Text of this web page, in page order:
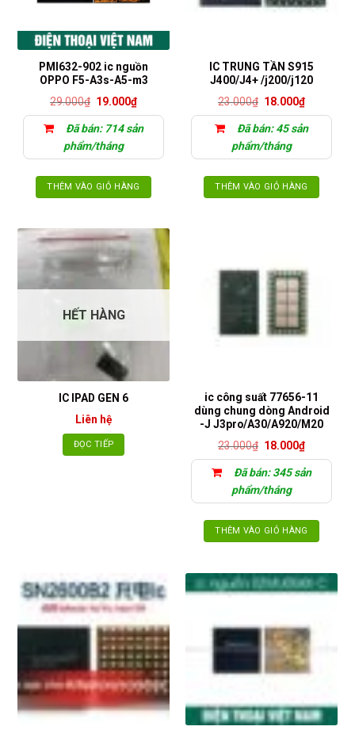
PMI632-902 ic nguồn
OPPO F5-A3s-A5-m3
29.000₫ Giá
29.000₫.
19.000₫Giá
tại
là:
Đã bán: 714 sản
phẩm/tháng
THÊM VÀO GIỎ HÀNG
IC TRUNG TẦN S915
J400/J4+ /j200/j120
23.000₫ Giá
là:
23.000₫.
18.000₫Giá
là:
Đã bán: 45 sản
phẩm/tháng
THÊM VÀO GIỎ HÀNG
HẾT HÀNG
IC IPAD GEN 6
Liên hệ
ĐỌC TIẾP
ic công suất 77656-11
dùng chung dòng Android
-J J3pro/A30/A920/M20
23.000₫ Giá
23.000₫.
18.000₫Giá
tại
là:
Đã bán: 345 sản
phẩm/tháng
THÊM VÀO GIỎ HÀNG